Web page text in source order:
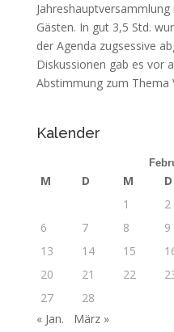
Gästen. In gut 3,5 Std.
der Agenda zugsessive
Diskussionen gab es vor
Abstimmung zum Thema
Kalender
M D M D
1
2
6
7 8 9
13
14 15
20
21 22
27
28
« Jan.
März »